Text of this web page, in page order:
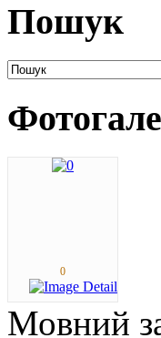
Пошук
0
Мовний